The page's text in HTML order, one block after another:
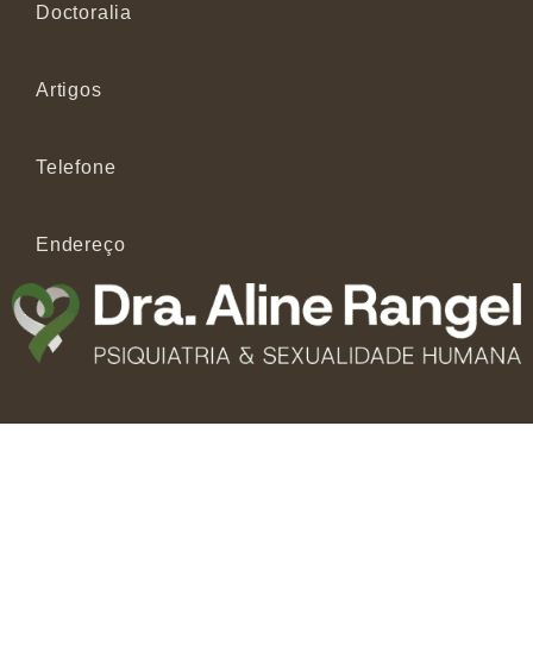
Doctoralia
Artigos
Telefone
Endereço